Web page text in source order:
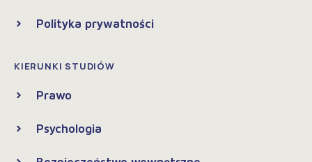
Polityka prywatności
KIERUNKI STUDIÓW
Prawo
Psychologia